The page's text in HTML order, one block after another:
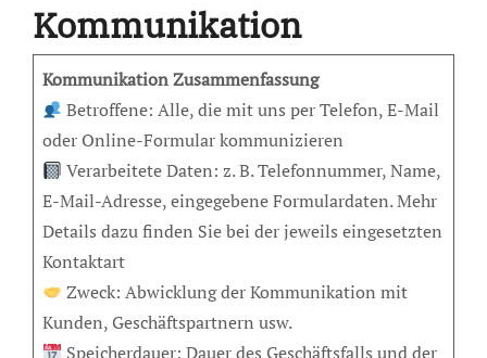
Kommunikation
Kommunikation Zusammenfassung
Betroffene: Alle, die mit uns per Telefon, E-Mail
oder Online-Formular kommunizieren
Verarbeitete Daten: z. B. Telefonnummer, Name,
E-Mail-Adresse, eingegebene Formulardaten. Mehr
Details dazu finden Sie bei der jeweils eingesetzten
Kontaktart
Zweck: Abwicklung der Kommunikation mit
Kunden, Geschäftspartnern usw.
Speicherdauer: Dauer des Geschäftsfalls und der